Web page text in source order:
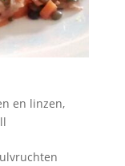
en linzen,